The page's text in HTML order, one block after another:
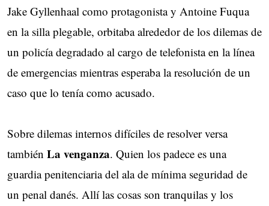
Jake Gyllenhaal como protagonista y Antoine Fuqua
en la silla plegable, orbitaba alrededor de los dilemas de
un policía degradado al cargo de telefonista en la línea
de emergencias mientras esperaba la resolución de un
caso que lo tenía como acusado.
Sobre dilemas internos difíciles de resolver versa
también La venganza. Quien los padece es una
guardia penitenciaria del ala de mínima seguridad de
un penal danés. Allí las cosas son tranquilas y los